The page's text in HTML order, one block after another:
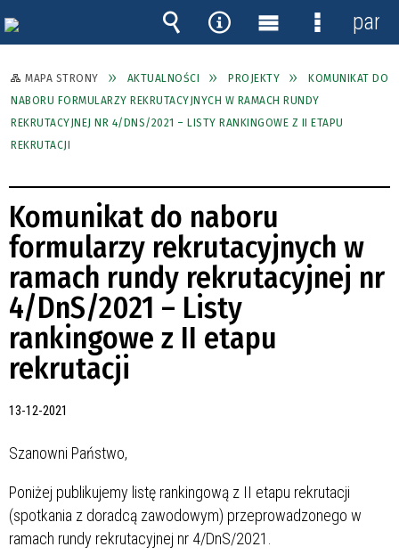
MAPA STRONY AKTUALNOŚCI PROJEKTY
KOMUNIKAT DO
NABORU FORMULARZY REKRUTACYJNYCH W RAMACH RUNDY
REKRUTACYJNEJ NR 4/DNS/2021 – LISTY RANKINGOWE Z II ETAPU
REKRUTACJI
Komunikat do naboru
formularzy rekrutacyjnych w
ramach rundy rekrutacyjnej nr
4/DnS/2021 – Listy
rankingowe z II etapu
rekrutacji
13-12-2021
Szanowni Państwo,
Poniżej publikujemy listę rankingową z II etapu rekrutacji
(spotkania z doradcą zawodowym) przeprowadzonego w
ramach rundy rekrutacyjnej nr 4/DnS/2021.
Wyszukiwarka
Narzędzia
Menu
główne
Menu
panel